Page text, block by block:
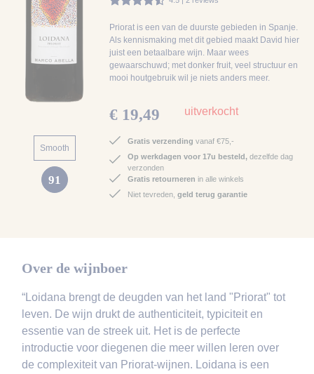
Smooth
91
Priorat is een van de duurste gebieden in Spanje.
Als kennismaking met dit gebied maakt David hier
juist een betaalbare wijn. Maar wees
gewaarschuwd; met donker fruit, veel structuur en
mooi houtgebruik wil je niets anders meer.
€ 19,49 uitverkocht
Gratis verzending vanaf €75,-
Op werkdagen voor 17u besteld,dezelfde dag
verzonden
Gratis retourneren in alle winkels
Niet tevreden, geld terug garantie
Over de wijnboer
“Loidana brengt de deugden van het land "Priorat" tot
leven. De wijn drukt de authenticiteit, typiciteit en
essentie van de streek uit. Het is de perfecte
introductie voor diegenen die meer willen leren over
de complexiteit van Priorat-wijnen. Loidana is een